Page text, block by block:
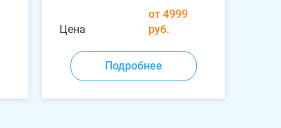
Цена
от 4999
руб.
Подробнее